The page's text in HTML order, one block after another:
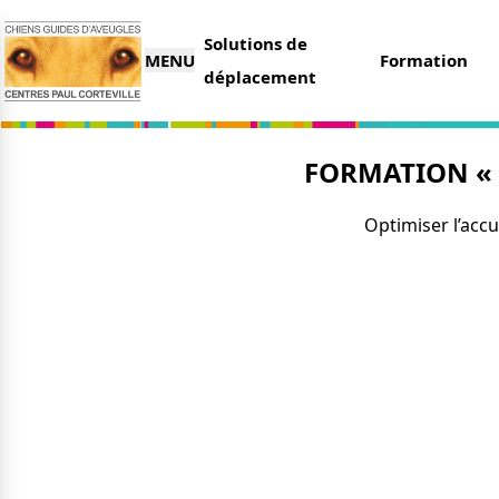
MENU
Solutions de
déplacement
Formation
Nous
Legs
FORMATION
Optimiser